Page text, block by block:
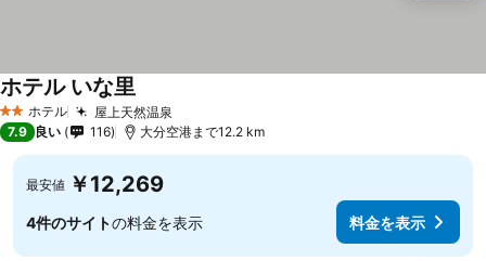
2 ホテルのランク
ホテル 屋上天然温泉
ホテル いな里
7.9 良い 116 大分空港まで12.2 km
最安値 ￥12,269
4件のサイトの料金を表示 料金を表示